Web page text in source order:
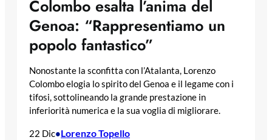
Colombo esalta l’anima del
Genoa: “Rappresentiamo un
popolo fantastico”
Nonostante la sconfitta con l’Atalanta, Lorenzo
Colombo elogia lo spirito del Genoa e il legame con i
tifosi, sottolineando la grande prestazione in
inferiorità numerica e la sua voglia di migliorare.
22 Dic•Lorenzo Topello